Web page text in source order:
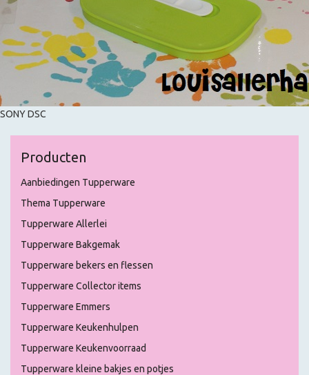
SONY DSC
Producten
Aanbiedingen Tupperware
Thema Tupperware
Tupperware Allerlei
Tupperware Bakgemak
Tupperware bekers en flessen
Tupperware Collector items
Tupperware Emmers
Tupperware Keukenhulpen
Tupperware Keukenvoorraad
Tupperware kleine bakjes en potjes